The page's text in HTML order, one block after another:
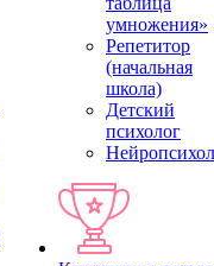
умножения»
Репетитор
(начальная
школа)
Детский
психолог